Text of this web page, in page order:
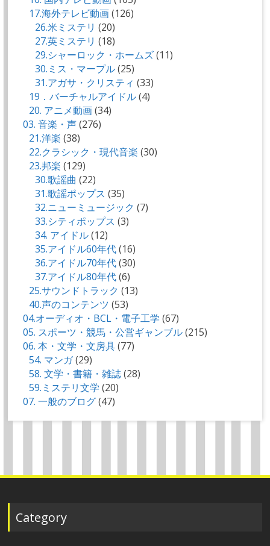
17.海外テレビ動画(126)
26.米ミステリ (20)
27.英ミステリ (18)
29.シャーロック・ホームズ(11)
30.ミス・マープル(25)
31.アガサ・クリスティ (33)
19．バーチャルアイドル(4)
20. アニメ動画(34)
03. 音楽・声(276)
21.洋楽 (38)
22.クラシック・現代音楽 (30)
23.邦楽 (129)
30.歌謡曲 (22)
31.歌謡ポップス (35)
32.ニューミュージック (7)
33.シティポップス (3)
34. アイドル(12)
35.アイドル60年代(16)
36.アイドル70年代(30)
37.アイドル80年代(6)
25.サウンドトラック (13)
40.声のコンテンツ (53)
04.オーディオ・BCL・電子工学 (67)
05. スポーツ・競馬・公営ギャンブル(215)
06. 本・文学・文房具(77)
54. マンガ(29)
58. 文学・書籍・雑誌(28)
59.ミステリ文学 (20)
07. 一般のブログ(47)
Category